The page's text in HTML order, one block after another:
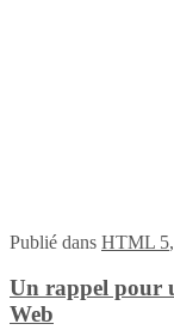
Publié dans HTML 5,
Un rappel pour
Web